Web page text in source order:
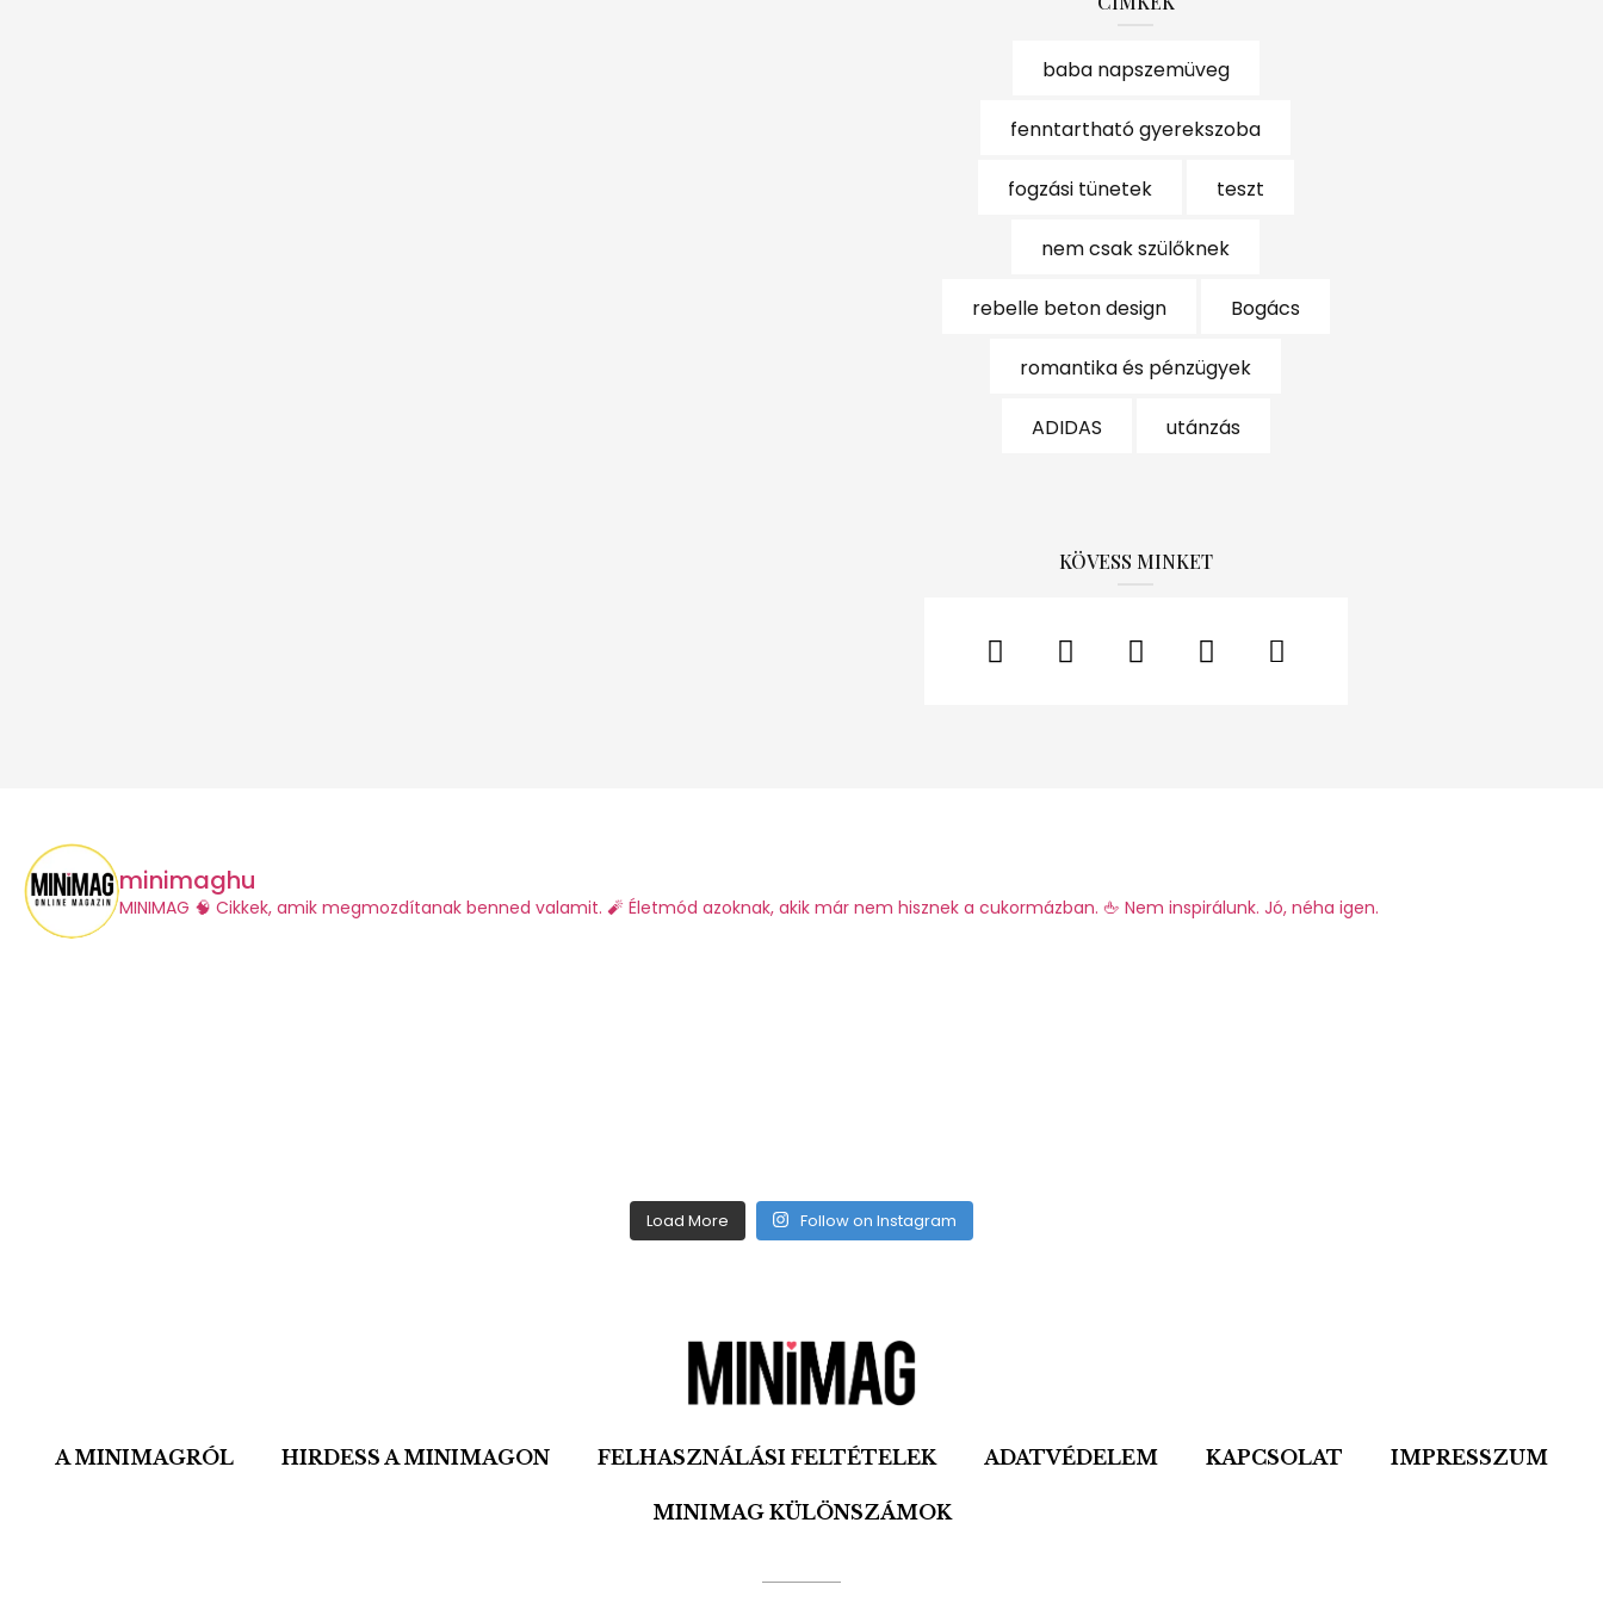
baba napszemüveg
fenntartható gyerekszoba
fogzási tünetek teszt
nem csak szülőknek
rebelle beton design Bogács
romantika és pénzügyek
ADIDAS utánzás
KÖVESS MINKET
minimaghu
​MINIMAG 🧠 Cikkek, amik megmozdítanak benned valamit. 🧨 Életmód azoknak, akik már nem hisznek a cukormázban. 🖕 Nem inspirálunk. Jó, néha igen.
Load More Follow on Instagram
A MINIMAGRÓL HIRDESS A MINIMAGON FELHASZNÁLÁSI FELTÉTELEK ADATVÉDELEM KAPCSOLAT IMPRESSZUM
MINIMAG KÜLÖNSZÁMOK